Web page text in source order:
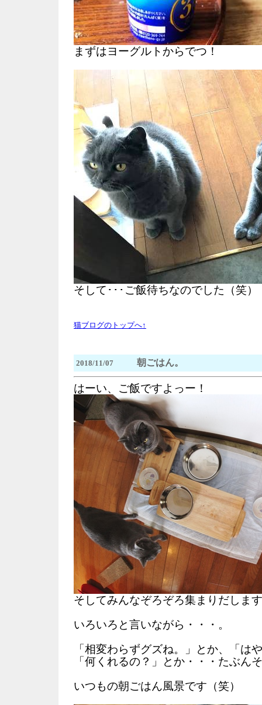
まずはヨーグルトからでつ！
そして･･･ご飯待ちなのでした（笑）
猫ブログのトップへ↑
2018/11/07 朝ごはん。
はーい、ご飯ですよっー！
そしてみんなぞろぞろ集まりだしま
いろいろと言いながら・・・。
「相変わらずグズね。」とか、「は
「何くれるの？」とか・・・たぶん
いつもの朝ごはん風景です（笑）